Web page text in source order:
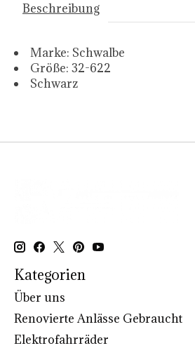
Beschreibung
Marke: Schwalbe
Größe: 32-622
Schwarz
Kategorien
Über uns
Renovierte Anlässe Gebraucht
Elektrofahrräder